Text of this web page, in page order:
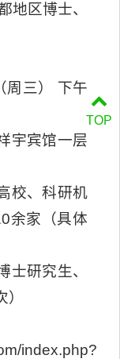
地区博士、
周三） 下午
宇宾馆一层
校、科研机
余家（具体
士研究生、
index.php?
TOP